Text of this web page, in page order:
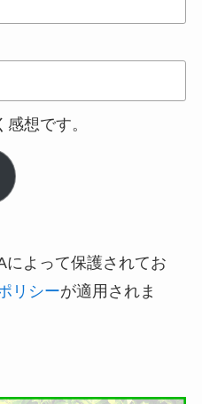
想です。
によって保護されてお
リシーが適用されま